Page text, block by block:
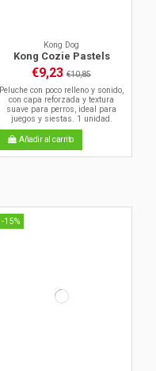
Kong Dog
Kong Cozie Pastels
€9,23 €10,85
Peluche con poco relleno y sonido,
con capa reforzada y textura
suave para perros, ideal para
juegos y siestas. 1 unidad.
Añadir al carrito
-15%